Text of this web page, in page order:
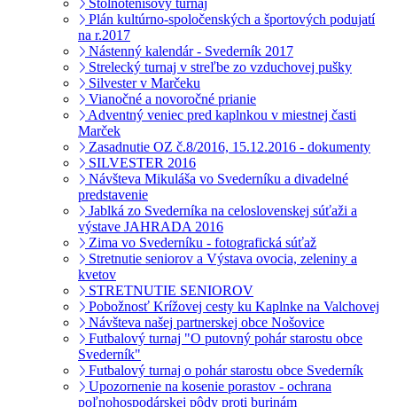
Plán kultúrno-spoločenských a športových podujatí
na r.2017
Nástenný kalendár - Svederník 2017
Strelecký turnaj v streľbe zo vzduchovej pušky
Silvester v Marčeku
Vianočné a novoročné prianie
Adventný veniec pred kaplnkou v miestnej časti
Marček
Zasadnutie OZ č.8/2016, 15.12.2016 - dokumenty
SILVESTER 2016
Návšteva Mikuláša vo Svederníku a divadelné
predstavenie
Jablká zo Svederníka na celoslovenskej súťaži a
výstave JAHRADA 2016
Zima vo Svederníku - fotografická súťaž
Stretnutie seniorov a Výstava ovocia, zeleniny a
kvetov
STRETNUTIE SENIOROV
Pobožnosť Krížovej cesty ku Kaplnke na Valchovej
Návšteva našej partnerskej obce Nošovice
Futbalový turnaj "O putovný pohár starostu obce
Svederník"
Futbalový turnaj o pohár starostu obce Svederník
Upozornenie na kosenie porastov - ochrana
poľnohospodárskej pôdy proti burinám